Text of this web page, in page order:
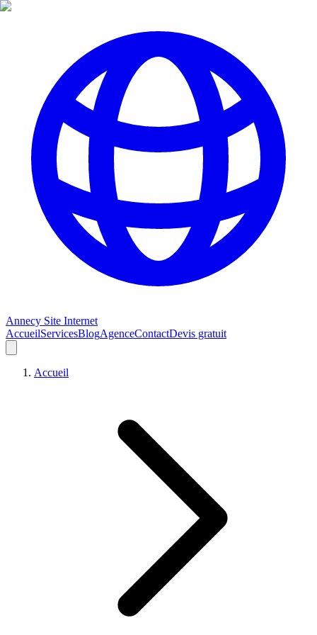
Annecy Site Internet
AccueilServicesBlogAgenceContactDevis gratuit
Accueil